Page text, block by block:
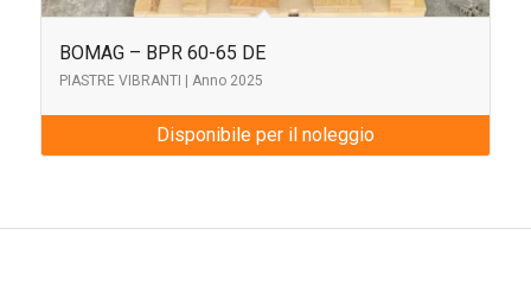
BOMAG – BPR 60-65 DE
PIASTRE VIBRANTI | Anno 2025
Disponibile per il noleggio